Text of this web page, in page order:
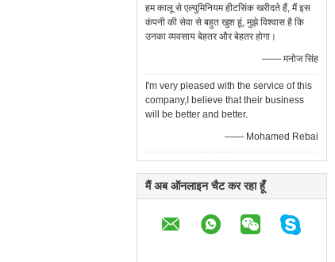
हम कालू से एल्युमिनियम हीटसिंक खरीदते हैं, मैं इस
कंपनी की सेवा से बहुत खुश हूं, मुझे विश्वास है कि
उनका व्यवसाय बेहतर और बेहतर होगा।
—— मनोज सिंह
I'm very pleased with the service of this
company,I believe that their business
will be better and better.
—— Mohamed Rebai
मैं अब ऑनलाइन चैट कर रहा हूँ